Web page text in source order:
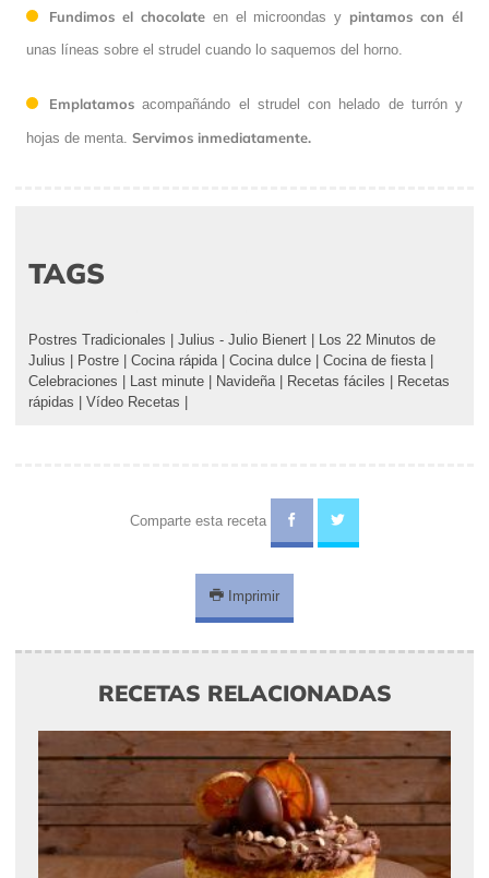
Fundimos el chocolateen el microondas y pintamos con él
unas líneas sobre el strudel cuando lo saquemos del horno.
Emplatamos acompañándo el strudel con helado de turrón y
hojas de menta. Servimos inmediatamente.
TAGS
Postres Tradicionales | Julius - Julio Bienert | Los 22 Minutos de
Julius | Postre | Cocina rápida | Cocina dulce | Cocina de fiesta |
Celebraciones | Last minute | Navideña | Recetas fáciles | Recetas
rápidas | Vídeo Recetas |
Comparte esta receta
Imprimir
RECETAS RELACIONADAS